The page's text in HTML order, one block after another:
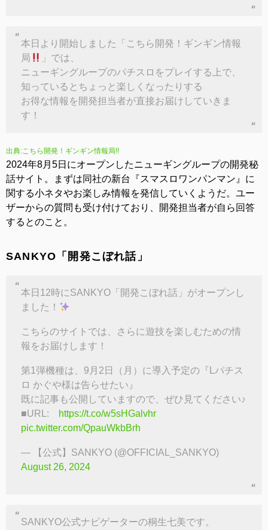
本日より開始しました「こちら開発！ギンギン情報
局
」では、
ニューギングループのパチスロをプレイする上で、
知っているとちょっと楽しくなったりする
お得な情報を開発担当者が直接お届けしていきま
す！
出典:こちら開発！ギンギン情報局!!
2024年8月5日にオープンしたニューギングループの開発秘
話サイト。まずは同社の新台『スマスロワンパンマン』に
関する小ネタやお楽しみ情報を発信していくようだ。ユー
ザーからの質問も受け付けており、開発担当者が自ら回答
するとのこと。
SANKYO「開発こぼれ話」
本日12時にSANKYO「開発こぼれ話」がオープンし
ました！
こちらのサイトでは、さらに遊技を楽しむための情
報をお届けします！
第1弾機種は、9月2日（月）に導入予定の『Lパチス
ロ かぐや様は告らせたい』
既に記事も公開していますので、ぜひ見てください♪
■URL:
https://t.co/w5sHGalvhr
pic.twitter.com/QpauWkbBrh
— 【公式】SANKYO (@OFFICIAL_SANKYO)
August 26, 2024
SANKYO公式ナビゲーターの桐生七美です。